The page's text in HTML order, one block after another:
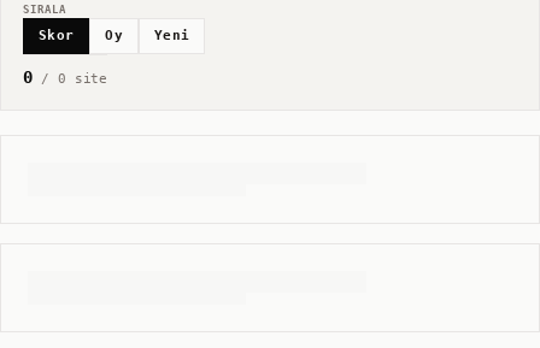
SIRALA
Skor Oy Yeni
0/ 0 site